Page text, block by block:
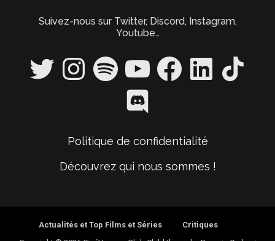
Suivez-nous sur Twitter, Discord, Instagram,
Youtube…
Twitter InstagramSpotify YouTube FacebookLinkedIn TikTok
Discord
Politique de confidentialité
Découvrez qui nous sommes !
Actualités et Top Films et Séries
Critiques